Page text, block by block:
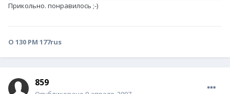
Прикольно. понравилось ;-)
О 130 РМ 177rus
859